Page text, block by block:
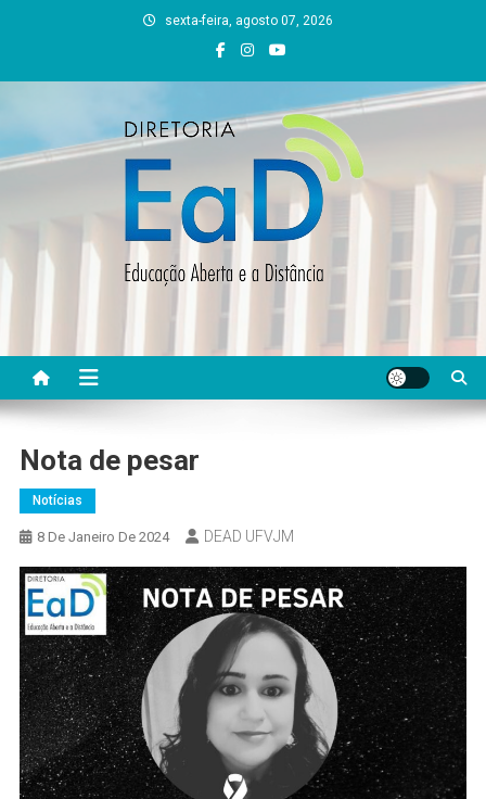
sexta-feira, agosto 07, 2026
DEAD UFVJM
Nota de pesar
Notícias
8 De Janeiro De 2024 DEAD UFVJM